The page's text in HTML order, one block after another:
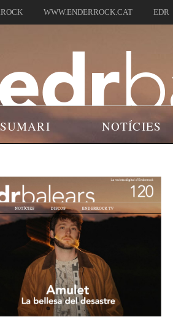
WWW.ENDERROCK.CAT EDR
SUMARI NOTÍCIES